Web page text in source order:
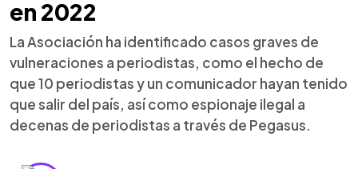
en 2022
La Asociación ha identificado casos graves de
vulneraciones a periodistas, como el hecho de
que 10 periodistas y un comunicador hayan tenido
que salir del país, así como espionaje ilegal a
decenas de periodistas a través de Pegasus.